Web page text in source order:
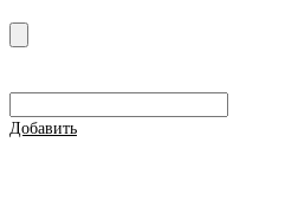
Добавить